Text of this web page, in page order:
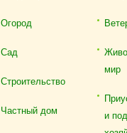
Огород
Сад
Строительство
Частный дом
мир
и